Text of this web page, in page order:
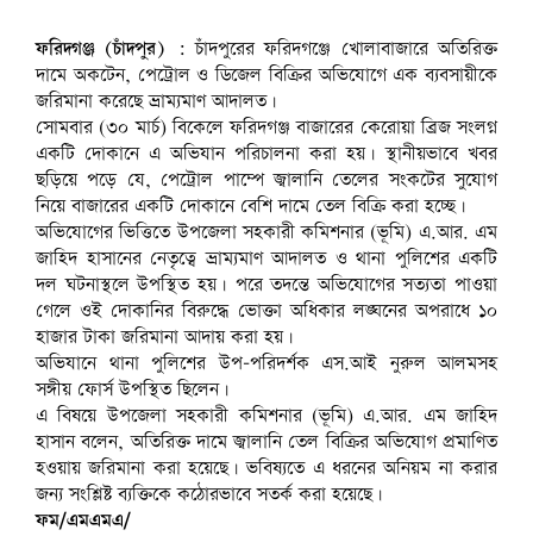
ফরিদগঞ্জ (চাঁদপুর) :চাঁদপুরের ফরিদগঞ্জে খোলাবাজারে অতিরিক্ত
দামে অকটেন, পেট্রোল ও ডিজেল বিক্রির অভিযোগে এক ব্যবসায়ীকে
জরিমানা করেছে ভ্রাম্যমাণ আদালত।
সোমবার (৩০ মার্চ) বিকেলে ফরিদগঞ্জ বাজারের কেরোয়া ব্রিজ সংলগ্ন
একটি দোকানে এ অভিযান পরিচালনা করা হয়। স্থানীয়ভাবে খবর
ছড়িয়ে পড়ে যে, পেট্রোল পাম্পে জ্বালানি তেলের সংকটের সুযোগ
নিয়ে বাজারের একটি দোকানে বেশি দামে তেল বিক্রি করা হচ্ছে।
অভিযোগের ভিত্তিতে উপজেলা সহকারী কমিশনার (ভূমি) এ.আর. এম
জাহিদ হাসানের নেতৃত্বে ভ্রাম্যমাণ আদালত ও থানা পুলিশের একটি
দল ঘটনাস্থলে উপস্থিত হয়। পরে তদন্তে অভিযোগের সত্যতা পাওয়া
গেলে ওই দোকানির বিরুদ্ধে ভোক্তা অধিকার লঙ্ঘনের অপরাধে ১০
হাজার টাকা জরিমানা আদায় করা হয়।
অভিযানে থানা পুলিশের উপ-পরিদর্শক এস.আই নুরুল আলমসহ
সঙ্গীয় ফোর্স উপস্থিত ছিলেন।
এ বিষয়ে উপজেলা সহকারী কমিশনার (ভূমি) এ.আর. এম জাহিদ
হাসান বলেন, অতিরিক্ত দামে জ্বালানি তেল বিক্রির অভিযোগ প্রমাণিত
হওয়ায় জরিমানা করা হয়েছে। ভবিষ্যতে এ ধরনের অনিয়ম না করার
জন্য সংশ্লিষ্ট ব্যক্তিকে কঠোরভাবে সতর্ক করা হয়েছে।
ফম/এমএমএ/